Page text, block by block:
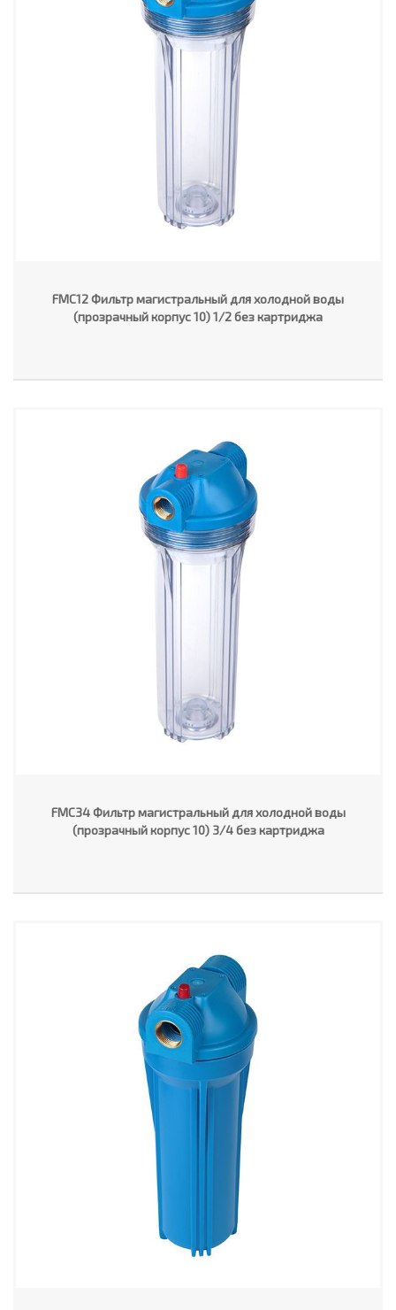
FMC12 Фильтр магистральный для холодной воды
(прозрачный корпус 10) 1/2 без картриджа
FMC34 Фильтр магистральный для холодной воды
(прозрачный корпус 10) 3/4 без картриджа